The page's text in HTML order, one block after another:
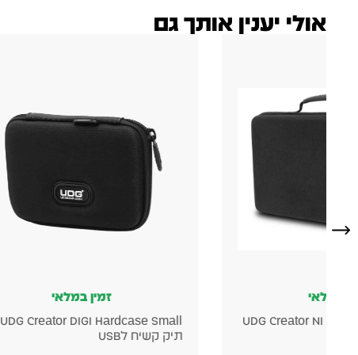
אולי יענין אותך גם
במלאי
UDG Creator NI
זמין במלאי
UDG Creator DIGI Hardcase Small
תיק קשיח לUSB